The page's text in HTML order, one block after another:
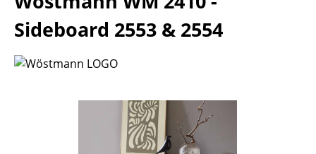
Sideboard 2553 & 2554
Bildergalerie überspringen